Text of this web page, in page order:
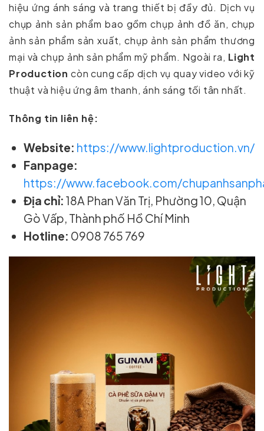
hiệu ứng ánh sáng và trang thiết bị đầy đủ. Dịch vụ
chụp ảnh sản phẩm bao gồm chụp ảnh đồ ăn, chụp
ảnh sản phẩm sản xuất, chụp ảnh sản phẩm thương
mại và chụp ảnh sản phẩm mỹ phẩm. Ngoài ra, Light
Production còn cung cấp dịch vụ quay video với kỹ
thuật và hiệu ứng âm thanh, ánh sáng tối tân nhất.
Thông tin liên hệ:
Website: https://www.lightproduction.vn/
Fanpage:
https://www.facebook.com/
Địa chỉ: 18A Phan Văn Trị, Phường 10, Quận
Gò Vấp, Thành phố Hồ Chí Minh
Hotline: 0908 765 769